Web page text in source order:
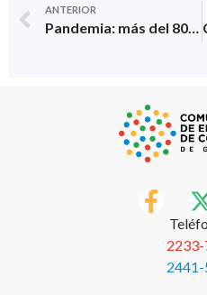
ANTERIOR
Pandemia: más del 80% de los latinos se siente afectado
2441-